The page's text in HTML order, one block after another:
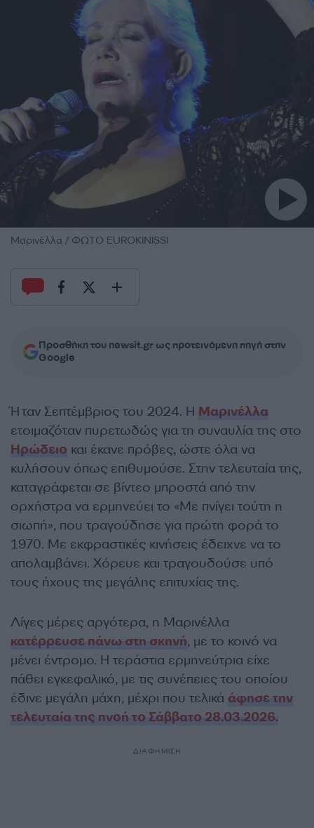
Μαρινέλλα / ΦΩΤΟ EUROKINISSI
Προσθήκη του newsit.gr ως προτεινόμενη πηγή στην
Google
Ήταν Σεπτέμβριος του 2024. Η Μαρινέλλα
ετοιμαζόταν πυρετωδώς για τη συναυλία της στο
Ηρώδειο και έκανε πρόβες, ώστε όλα να
κυλήσουν όπως επιθυμούσε. Στην τελευταία της,
καταγράφεται σε βίντεο μπροστά από την
ορχήστρα να ερμηνεύει το «Με πνίγει τούτη η
σιωπή», που τραγούδησε για πρώτη φορά το
1970. Με εκφραστικές κινήσεις έδειχνε να το
απολαμβάνει. Χόρευε και τραγουδούσε υπό
τους ήχους της μεγάλης επιτυχίας της.
Λίγες μέρες αργότερα, η Μαρινέλλα
κατέρρευσε πάνω στη σκηνή, με το κοινό να
μένει έντρομο. Η τεράστια ερμηνεύτρια είχε
πάθει εγκεφαλικό, με τις συνέπειες του οποίου
έδινε μεγάλη μάχη, μέχρι που τελικά άφησε την
τελευταία της πνοή το Σάββατο 28.03.2026.
ΔΙΑΦΗΜΙΣΗ